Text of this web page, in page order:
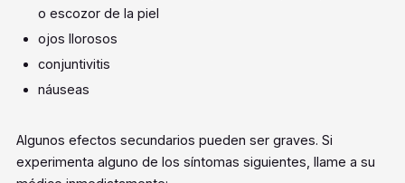
o escozor de la piel
ojos llorosos
conjuntivitis
náuseas
Algunos efectos secundarios pueden ser graves. Si
experimenta alguno de los síntomas siguientes, llame a su